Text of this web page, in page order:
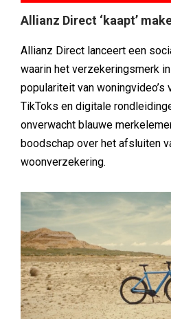
Allianz Direct ‘kaapt’
Allianz Direct lanceert een
waarin het verzekeringsmerk
populariteit van woningvideo’s
TikToks en digitale
onverwacht blauwe
boodschap over het afsluiten
woonverzekering.